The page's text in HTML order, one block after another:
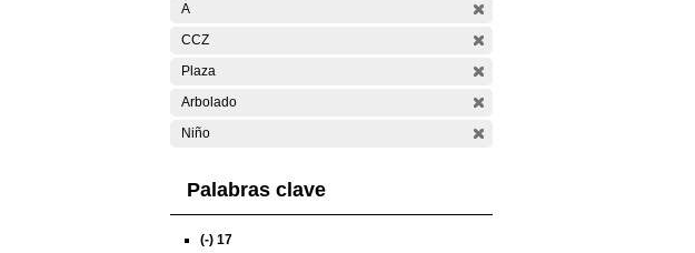
A
CCZ
Plaza
Arbolado
Niño
Palabras clave
(-) 17